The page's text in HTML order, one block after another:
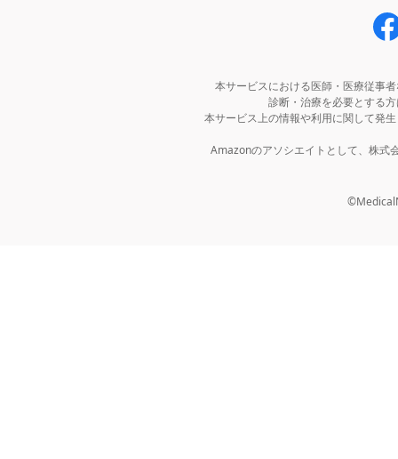
本サービスにおける医師・医療従事
診断・治療を必要とする
本サービス上の情報や利用に関して発
Amazonのアソシエイトとして、株式